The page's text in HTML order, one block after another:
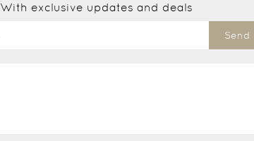
With exclusive updates and deals
Send